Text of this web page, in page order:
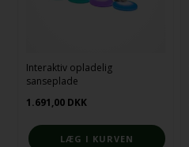
Interaktiv opladelig
sanseplade
1.691,00 DKK